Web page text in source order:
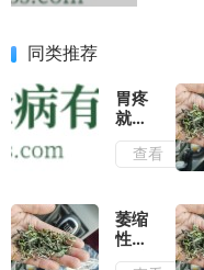
同类推荐
胃疼
就是
情绪
病！
对应
不同
问题
查看
萎缩
性胃
炎总